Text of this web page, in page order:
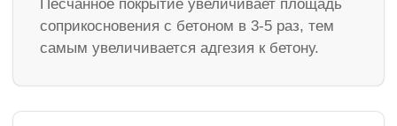
Песчанное покрытие увеличивает площадь
соприкосновения с бетоном в 3-5 раз, тем
самым увеличивается адгезия к бетону.